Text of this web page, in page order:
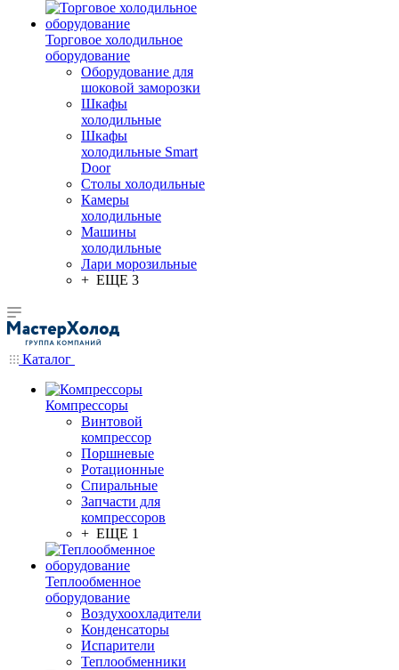
Торговое холодильное
оборудование
Оборудование для
шоковой заморозки
Шкафы
холодильные
Шкафы
холодильные Smart
Door
Столы холодильные
Камеры
холодильные
Машины
холодильные
Лари морозильные
+ ЕЩЕ 3
Каталог
Компрессоры
Винтовой
компрессор
Поршневые
Ротационные
Спиральные
Запчасти для
компрессоров
+ ЕЩЕ 1
Теплообменное
оборудование
Воздухоохладители
Конденсаторы
Испарители
Теплообменники